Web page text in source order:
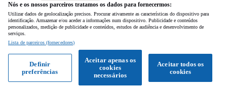
Ligar WhatsApp
Nós e os nossos parceiros tratamos os dados para fornecermos:
Utilizar dados de geolocalização precisos. Procurar ativamente as características do dispositivo para
identificação. Armazenar e/ou aceder a informações num dispositivo. Publicidade e conteúdos
personalizados, medição de publicidade e conteúdos, estudos de audiência e desenvolvimento de
serviços.
Lista de parceiros (fornecedores)
Aceitar todos os
cookies
Aceitar apenas os
cookies
necessários
Definir
preferências